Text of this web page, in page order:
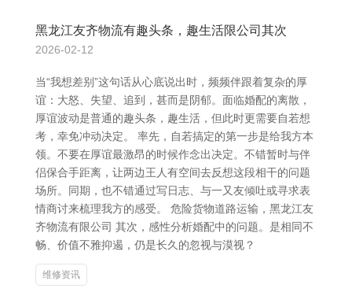
黑龙江友齐物流有趣头条，趣生活限公司其次
2026-02-12
当“我想差别”这句话从心底说出时，频频伴跟着复杂的厚
谊：大怒、失望、追到，甚而是阴郁。面临婚配的离散，
厚谊波动是普通的趣头条，趣生活，但此时更需要自若想
考，幸免冲动决定。 率先，自若搞定的第一步是给我方本
领。不要在厚谊最激昂的时候作念出决定。不错暂时与伴
侣保合手距离，让两边王人有空间去反想这段相干的问题
场所。同期，也不错通过写日志、与一又友倾吐或寻求表
情商讨来梳理我方的感受。 危险货物道路运输，黑龙江友
齐物流有限公司 其次，感性分析婚配中的问题。是相同不
畅、价值不雅抑遏，仍是长久的忽视与漠视？
维修资讯